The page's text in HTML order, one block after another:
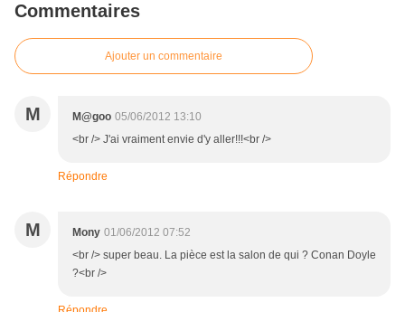
Commentaires
Ajouter un commentaire
M M@goo 05/06/2012 13:10
<br /> J'ai vraiment envie d'y aller!!!<br />
Répondre
M Mony 01/06/2012 07:52
<br /> super beau. La pièce est la salon de qui ? Conan Doyle
?<br />